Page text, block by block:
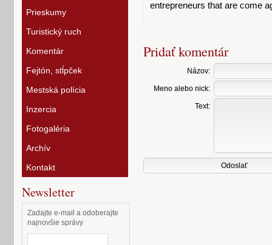
Prieskumy
Turistický ruch
Komentár
Fejtón, stĺpček
Mestská polícia
Inzercia
Fotogaléria
Archív
Kontakt
Newsletter
Zadajte e-mail a odoberajte
najnovšie správy
entrepreneurs that are come
Pridať komentár
Názov:
Meno alebo nick:
Text: